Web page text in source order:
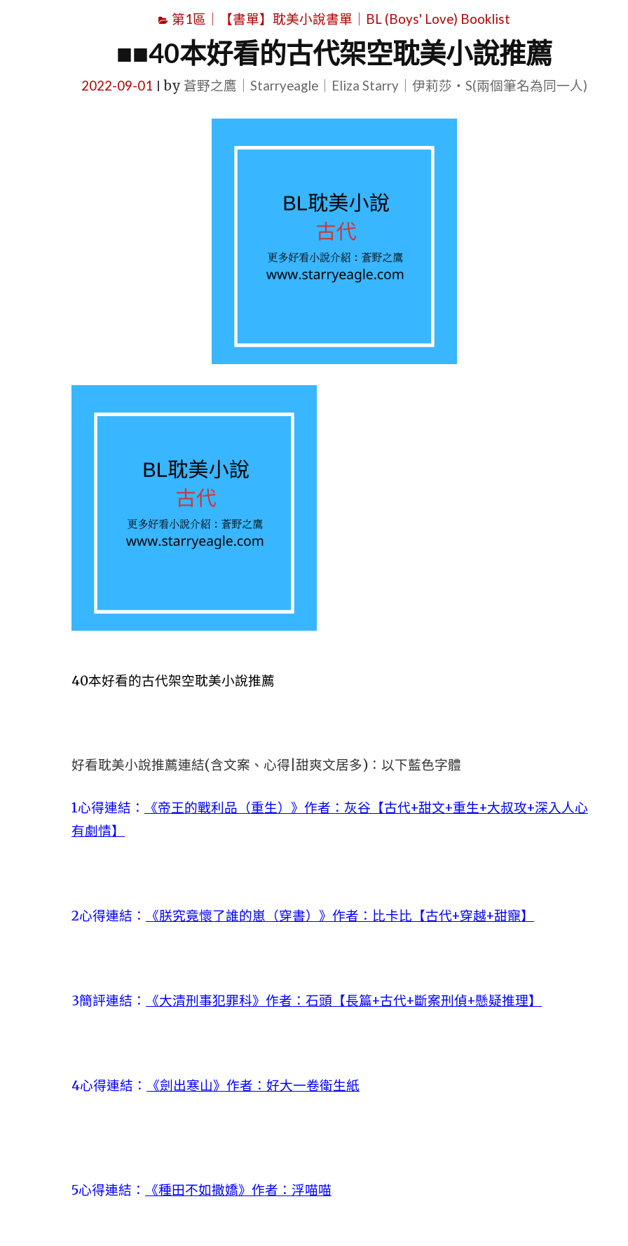
第1區｜【書單】耽美小說書單｜BL (Boys' Love) Booklist
■■40本好看的古代架空耽美小說推薦
2022-09-01 by 蒼野之鷹｜Starryeagle｜Eliza Starry｜伊莉莎・S(兩個筆名為同一人)
40本好看的古代架空耽美小說推薦
好看耽美小說推薦連結(含文案、心得|甜爽文居多)：以下藍色字體
1心得連結：
《帝王的戰利品（重生）》作者：灰谷【古代+甜文+重生+大叔攻+深入人心
有劇情】
2心得連結： 《朕究竟懷了誰的崽（穿書）》作者：比卡比【古代+穿越+甜寵】
3簡評連結： 《大清刑事犯罪科》作者：石頭【長篇+古代+斷案刑偵+懸疑推理】
4心得連結： 《劍出寒山》作者：好大一卷衛生紙
5心得連結： 《種田不如撒嬌》作者：浮喵喵